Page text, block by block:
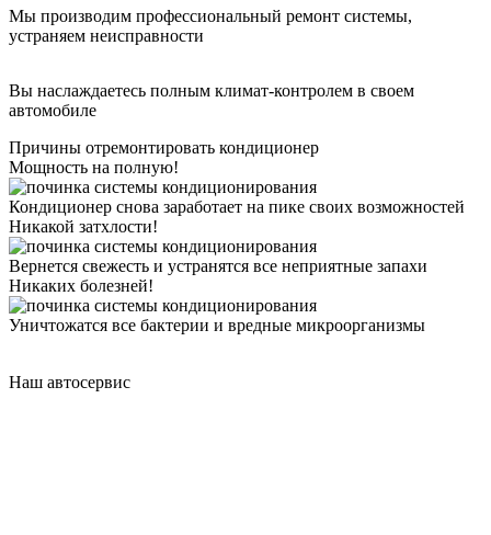
Мы производим профессиональный ремонт системы,
устраняем неисправности
Вы наслаждаетесь полным климат-контролем в своем
автомобиле
Причины отремонтировать кондиционер
Мощность на полную!
Кондиционер снова заработает на пике своих возможностей
Никакой затхлости!
Вернется свежесть и устранятся все неприятные запахи
Никаких болезней!
Уничтожатся все бактерии и вредные микроорганизмы
Наш автосервис